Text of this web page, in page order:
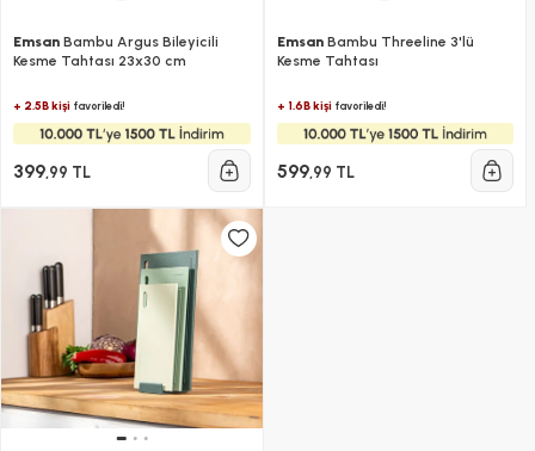
Emsan Bambu Argus Bileyicili
Kesme Tahtası 23x30 cm
+ 2.5B kişi favoriledi!
399,99 TL
EmsanBambu Threeline 3'lü
Kesme Tahtası
+ 1.6B kişifavoriledi!
599,99 TL